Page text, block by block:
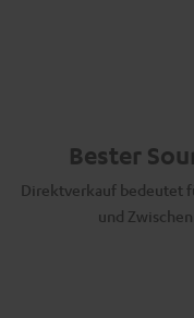
Bester
Direktverkauf bedeutet
und